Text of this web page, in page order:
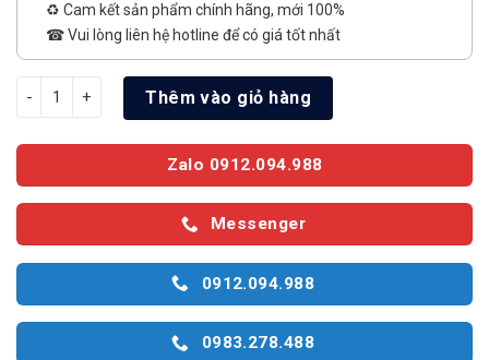
♻️ Cam kết sản phẩm chính hãng, mới 100%
☎ Vui lòng liên hệ hotline để có giá tốt nhất
Điều hòa Daikin FTHF50VAVMV -2HP -2 chiều Inverter số lượng
Thêm vào giỏ hàng
Zalo 0912.094.988
Messenger
0912.094.988
0983.278.488